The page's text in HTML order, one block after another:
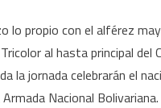
lo propio con el alférez
al hasta principal del
la jornada celebrarán el
Nacional Bolivariana.